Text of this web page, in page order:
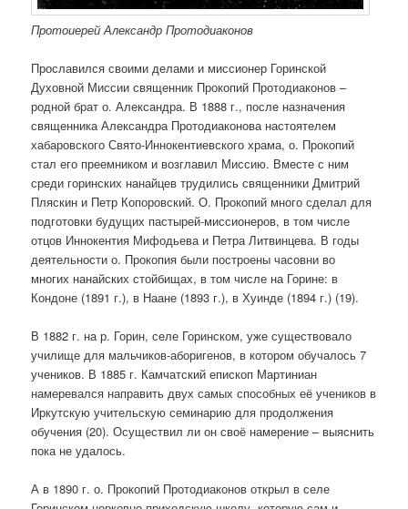
Протоиерей Александр Протодиаконов
Прославился своими делами и миссионер Горинской
Духовной Миссии священник Прокопий Протодиаконов –
родной брат о. Александра. В 1888 г., после назначения
священника Александра Протодиаконова настоятелем
хабаровского Свято-Иннокентиевского храма, о. Прокопий
стал его преемником и возглавил Миссию. Вместе с ним
среди горинских нанайцев трудились священники Дмитрий
Пляскин и Петр Копоровский. О. Прокопий много сделал для
подготовки будущих пастырей-миссионеров, в том числе
отцов Иннокентия Мифодьева и Петра Литвинцева. В годы
деятельности о. Прокопия были построены часовни во
многих нанайских стойбищах, в том числе на Горине: в
Кондоне (1891 г.), в Наане (1893 г.), в Хуинде (1894 г.) (19).
В 1882 г. на р. Горин, селе Горинском, уже существовало
училище для мальчиков-аборигенов, в котором обучалось 7
учеников. В 1885 г. Камчатский епископ Мартиниан
намеревался направить двух самых способных её учеников в
Иркутскую учительскую семинарию для продолжения
обучения (20). Осуществил ли он своё намерение – выяснить
пока не удалось.
А в 1890 г. о. Прокопий Протодиаконов открыл в селе